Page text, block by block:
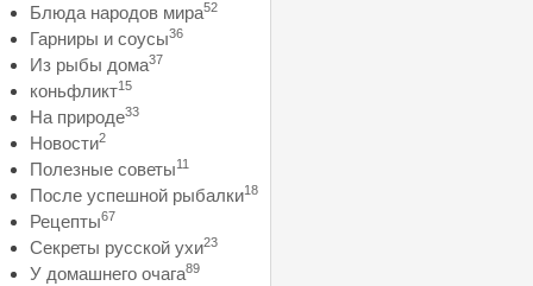
Блюда народов мира52
Гарниры и соусы36
Из рыбы дома37
коньфликт15
На природе33
Новости2
Полезные советы11
После успешной рыбалки18
Рецепты67
Секреты русской ухи23
У домашнего очага89